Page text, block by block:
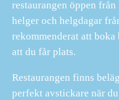
restaurangen öppen
helger och helgdagar
rekommenderat att
att du får plats.
Restaurangen finns
perfekt avstickare när